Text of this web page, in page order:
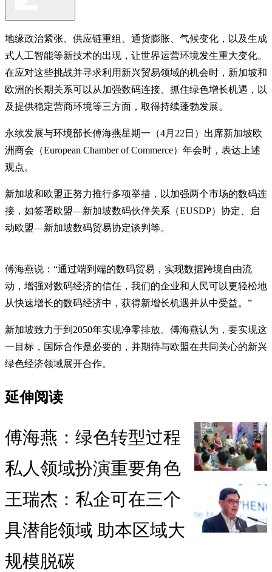
地缘政治紧张、供应链重组、通货膨胀、气候变化，以及生成
式人工智能等新技术的出现，让世界运营环境发生重大变化。
在应对这些挑战并寻求利用新兴贸易领域的机会时，新加坡和
欧洲的长期关系可以从加强数码连接、抓住绿色增长机遇，以
及提供稳定营商环境等三方面，取得持续蓬勃发展。
永续发展与环境部长傅海燕星期一（4月22日）出席新加坡欧
洲商会（European Chamber of Commerce）年会时，表达上述
观点。
新加坡和欧盟正努力推行多项举措，以加强两个市场的数码连
接，如签署欧盟—新加坡数码伙伴关系（EUSDP）协定、启
动欧盟—新加坡数码贸易协定谈判等。
傅海燕说：“通过端到端的数码贸易，实现数据跨境自由流
动，增强对数码经济的信任，我们的企业和人民可以更轻松地
从快速增长的数码经济中，获得新增长机遇并从中受益。”
新加坡致力于到2050年实现净零排放。傅海燕认为，要实现这
一目标，国际合作是必要的，并期待与欧盟在共同关心的新兴
绿色经济领域展开合作。
延伸阅读
傅海燕：绿色转型过程
私人领域扮演重要角色
王瑞杰：私企可在三个
具潜能领域 助本区域大
规模脱碳